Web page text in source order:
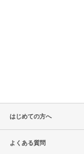
はじめての方へ
よくある質問